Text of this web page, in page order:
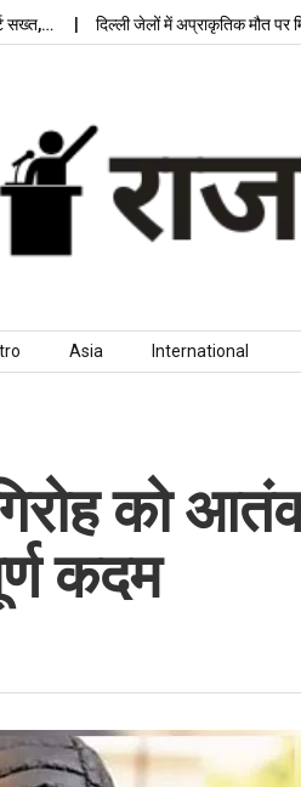
दिल्ली जेलों में अप्राकृतिक मौत पर मिलेगा
Asia International
को
कदम